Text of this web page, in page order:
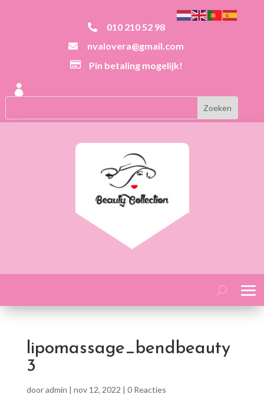
 010 210 52 98
 nvalovera@gmail.com
 Pin betaling mogelijk!

lipomassage_bendbeauty
3
dooradmin | nov 12, 2022 | 0 Reacties